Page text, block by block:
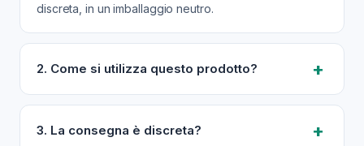
discreta, in un imballaggio neutro.
2. Come si utilizza questo prodotto?
Prendi 1 compressa di Tadalafil 20mg circa 30 minuti
prima dell'attività sessuale. L'effetto può durare fino a
36 ore. Non superare una compressa al giorno.
3. La consegna è discreta?